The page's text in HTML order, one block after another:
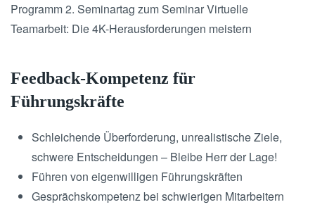
Programm 2. Seminartag zum Seminar Virtuelle
Teamarbeit: Die 4K-Herausforderungen meistern
Feedback-Kompetenz für
Führungskräfte
Schleichende Überforderung, unrealistische Ziele,
schwere Entscheidungen – Bleibe Herr der Lage!
Führen von eigenwilligen Führungskräften
Gesprächskompetenz bei schwierigen Mitarbeitern